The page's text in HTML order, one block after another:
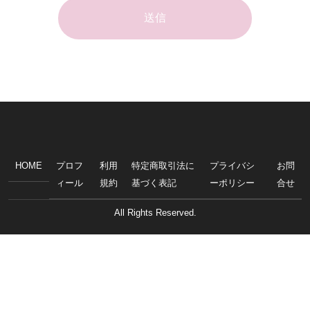
HOME
プロフ
ィール
利用
規約
特定商取引法に
基づく表記
プライバシ
ーポリシー
お問
合せ
All Rights Reserved.